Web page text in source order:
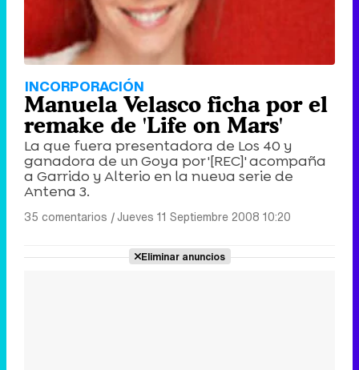
INCORPORACIÓN
Manuela Velasco ficha por el
remake de 'Life on Mars'
La que fuera presentadora de Los 40 y
ganadora de un Goya por '[REC]' acompaña
a Garrido y Alterio en la nueva serie de
Antena 3.
35 comentarios |Jueves 11 Septiembre 2008 10:20
Eliminar anuncios